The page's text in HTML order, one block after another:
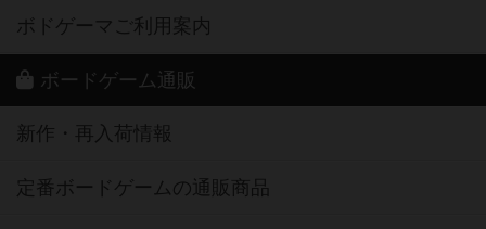
ボドゲーマご利用案内
ボードゲーム通販
新作・再入荷情報
定番ボードゲームの通販商品